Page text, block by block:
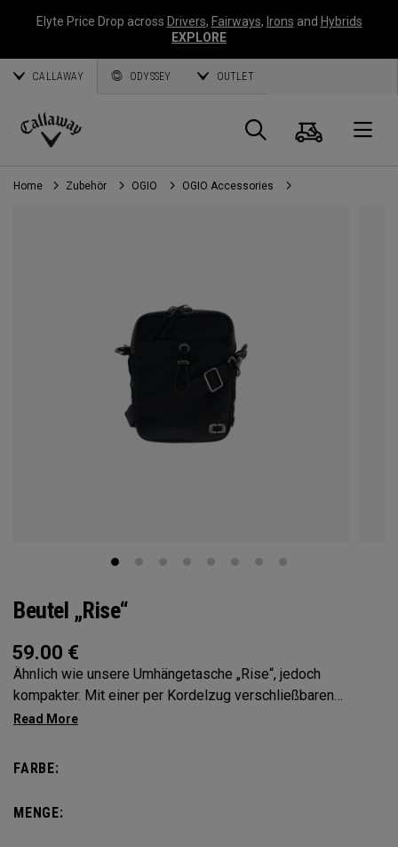
Elyte Price Drop across Drivers, Fairways, Irons and Hybrids
EXPLORE
CALLAWAY ODYSSEY OUTLET
Callaway
Golf
Suche
Home Zubehör OGIO OGIO Accessories
Beutel „Rise“
59.00 €
Ähnlich wie unsere Umhängetasche „Rise“, jedoch
kompakter. Mit einer per Kordelzug verschließbaren
Vordertasche für alles Notwendige und mehreren Fächern
Beutel das perfekte, leichte Accessoire für jeden Tag,
FARBE:
MENGE: